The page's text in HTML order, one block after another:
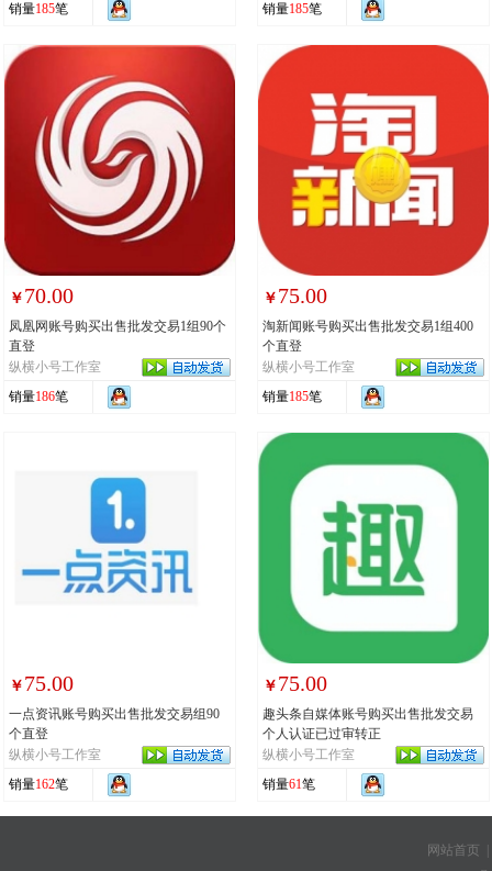
销量185笔
销量185笔
￥ 70.00
凤凰网账号购买出售批发交易1组90个
直登
纵横小号工作室
销量186笔
￥ 75.00
淘新闻账号购买出售批发交易1组400
个直登
纵横小号工作室
销量185笔
￥ 75.00
一点资讯账号购买出售批发交易组90
个直登
纵横小号工作室
销量162笔
￥ 75.00
趣头条自媒体账号购买出售批发交易
个人认证已过审转正
纵横小号工作室
销量61笔
网站首页